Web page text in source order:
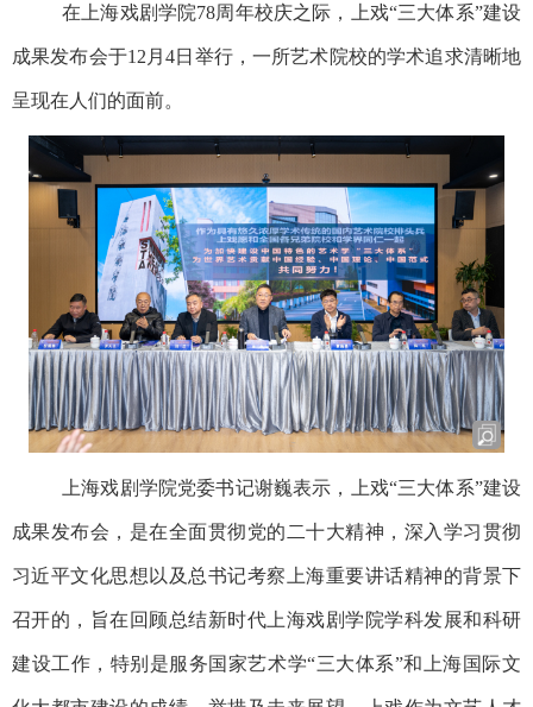
在上海戏剧学院78周年校庆之际，上戏“三大体系”建设
成果发布会于12 月4日举行，一所艺术院校的学术追求清晰地
呈现在人们的面前。
上海戏剧学院党委书记谢巍表示，上戏“三大体系”建设
成果发布会，是在全面贯彻党的二十大精神，深入学习贯彻
习近平文化思想以及总书记考察上海重要讲话精神的背景下
召开的，旨在回顾总结新时代上海戏剧学院学科发展和科研
建设工作，特别是服务国家艺术学“三大体系”和上海国际文